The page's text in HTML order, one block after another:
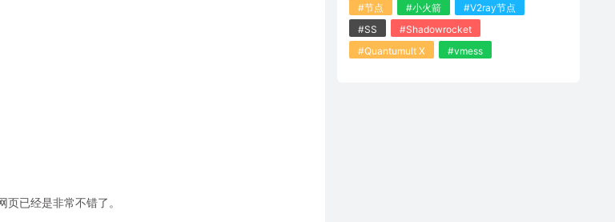
已经是非常不错了。
#节点
#小火箭
#V2ray节点
#SS
#Shadowrocket
#Quantumult X
#vmess